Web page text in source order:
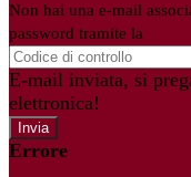
Non hai una e-mail
password tramite la
E-mail inviata, si
elettronica!
Errore